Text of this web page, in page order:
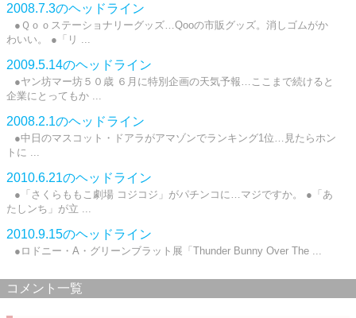
2008.7.3のヘッドライン
●Ｑｏｏステーショナリーグッズ…Qooの市販グッズ。消しゴムがか
わいい。 ●「リ ...
2009.5.14のヘッドライン
●ヤン坊マー坊５０歳 ６月に特別企画の天気予報…ここまで続けると
企業にとってもか ...
2008.2.1のヘッドライン
●中日のマスコット・ドアラがアマゾンでランキング1位…見たらホン
トに ...
2010.6.21のヘッドライン
●「さくらももこ劇場 コジコジ」がパチンコに…マジですか。 ●「あ
たしンち」が立 ...
2010.9.15のヘッドライン
●ロドニー・A・グリーンブラット展「Thunder Bunny Over The ...
コメント一覧